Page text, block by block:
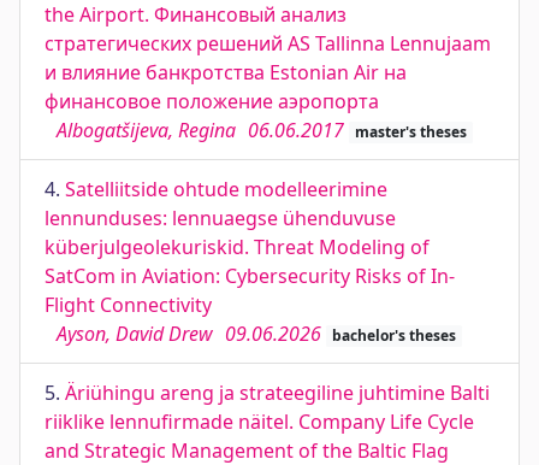
the Airport. Финансовый анализ
стратегических решений AS Tallinna Lennujaam
и влияние банкротства Estonian Air на
финансовое положение аэропорта
Albogatšijeva, Regina 06.06.2017 master's theses
4. Satelliitside ohtude modelleerimine
lennunduses: lennuaegse ühenduvuse
küberjulgeolekuriskid. Threat Modeling of
SatCom in Aviation: Cybersecurity Risks of In-
Flight Connectivity
Ayson, David Drew 09.06.2026 bachelor's theses
5. Äriühingu areng ja strateegiline juhtimine Balti
riiklike lennufirmade näitel. Company Life Cycle
and Strategic Management of the Baltic Flag